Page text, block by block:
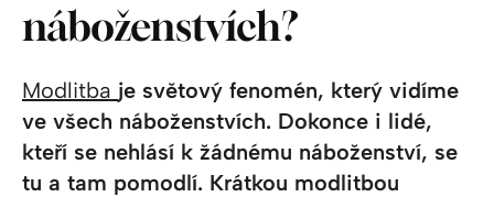
náboženstvích?
Modlitba je světový fenomén, který vidíme
ve všech náboženstvích. Dokonce i lidé,
kteří se nehlásí k žádnému náboženství, se
tu a tam pomodlí. Krátkou modlitbou